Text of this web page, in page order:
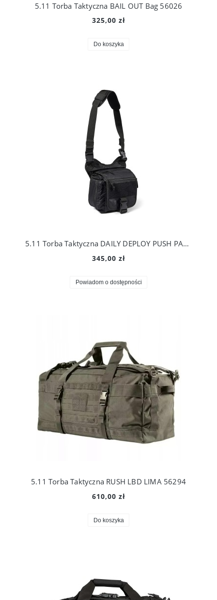
5.11 Torba Taktyczna BAIL OUT Bag 56026
325,00 zł
Do koszyka
5.11 Torba Taktyczna DAILY DEPLOY PUSH PACK 56635
345,00 zł
Powiadom o dostępności
5.11 Torba Taktyczna RUSH LBD LIMA 56294
610,00 zł
Do koszyka